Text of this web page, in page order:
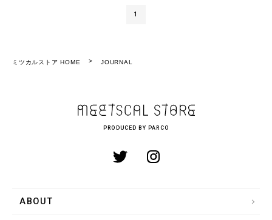
1
ミツカルストア HOME JOURNAL
PRODUCED BY PARCO
ABOUT